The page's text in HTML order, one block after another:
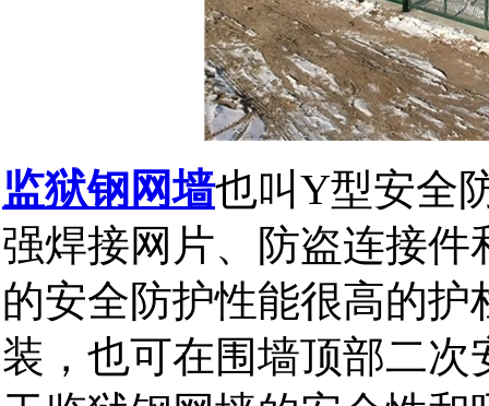
监狱钢网墙也叫Y型安全
强焊接网片、防盗连接
的安全防护性能很高的
装，也可在围墙顶部二